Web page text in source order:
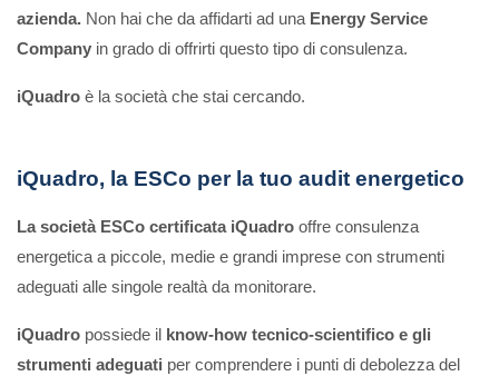
azienda. Non hai che da affidarti ad una Energy Service
Company in grado di offrirti questo tipo di consulenza.
iQuadro è la società che stai cercando.
iQuadro, la ESCo per la tuo audit energetico
La società ESCo certificata iQuadro offre consulenza
energetica a piccole, medie e grandi imprese con strumenti
adeguati alle singole realtà da monitorare.
iQuadro possiede il know-how tecnico-scientifico e gli
strumenti adeguati per comprendere i punti di debolezza del